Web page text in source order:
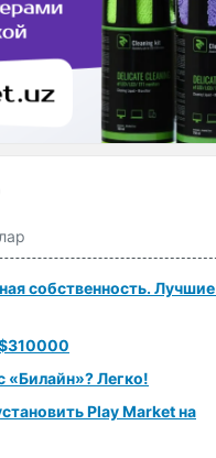
собственность.
«Билайн»? Легко!
Play Market на